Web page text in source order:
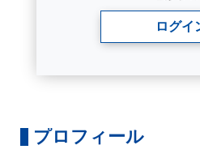
ログイ
プロフィール